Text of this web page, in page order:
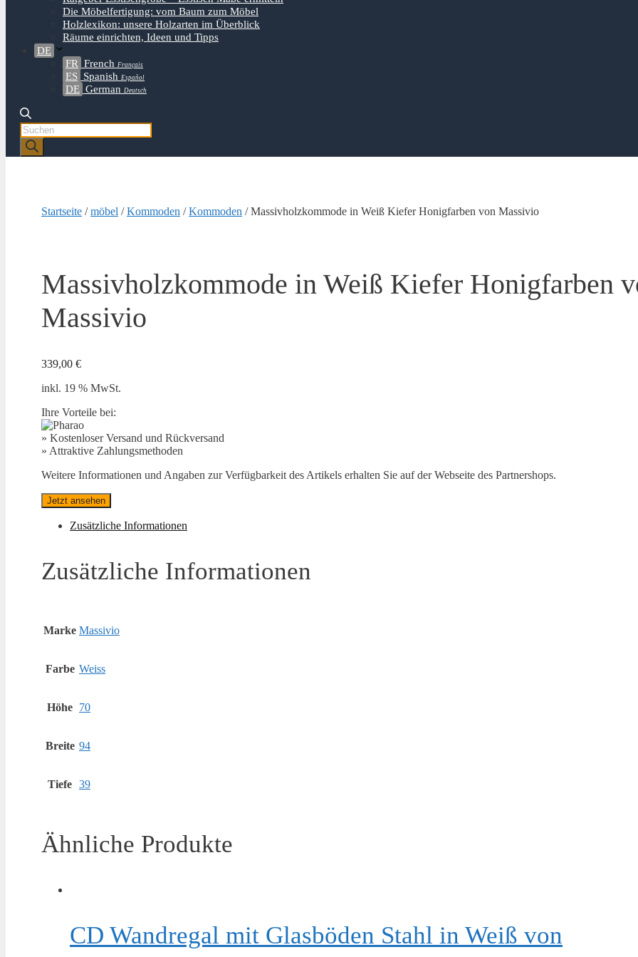
Die Möbelfertigung: vom Baum zum Möbel
Holzlexikon: unsere Holzarten im Überblick
Räume einrichten, Ideen und Tipps
DE
FR French Français
ES Spanish Español
DE German Deutsch
Products
search
Startseite /möbel /Kommoden /Kommoden / Massivholzkommode in Weiß Kiefer Honigfarben von Massivio
Massivholzkommode in Weiß Kiefer Honigfarben
Massivio
339,00 €
inkl. 19 % MwSt.
Ihre Vorteile bei:
» Kostenloser Versand und Rückversand
» Attraktive Zahlungsmethoden
Weitere Informationen und Angaben zur Verfügbarkeit des Artikels erhalten Sie auf der Webseite des Partnershops.
Jetzt ansehen
Zusätzliche Informationen
Zusätzliche Informationen
Marke Massivio
Farbe Weiss
Höhe 70
Breite 94
Tiefe 39
Ähnliche Produkte
CD Wandregal mit Glasböden Stahl in Weiß von